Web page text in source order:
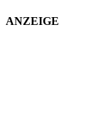
ANZEIGE